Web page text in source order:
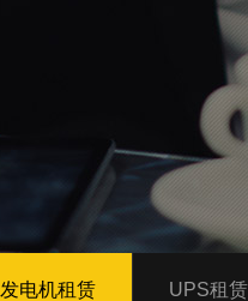
发电机租赁 UPS租赁